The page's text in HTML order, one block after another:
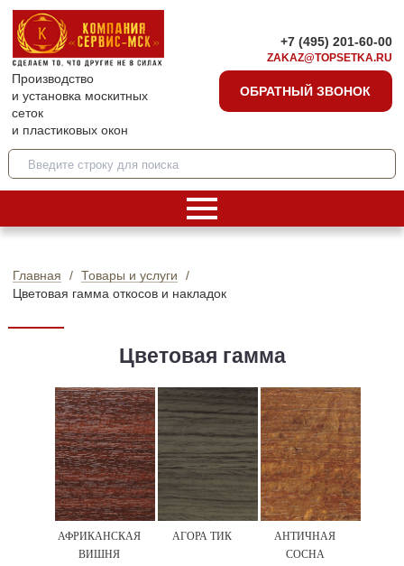
Производство
и установка москитных
сеток
и пластиковых окон
+7 (495) 201-60-00
ZAKAZ@TOPSETKA.RU
ОБРАТНЫЙ ЗВОНОК
Главная
Товары и услуги
Цветовая гамма откосов и накладок
Цветовая гамма
АФРИКАНСКАЯ
ВИШНЯ
АГОРА ТИК
АНТИЧНАЯ
СОСНА